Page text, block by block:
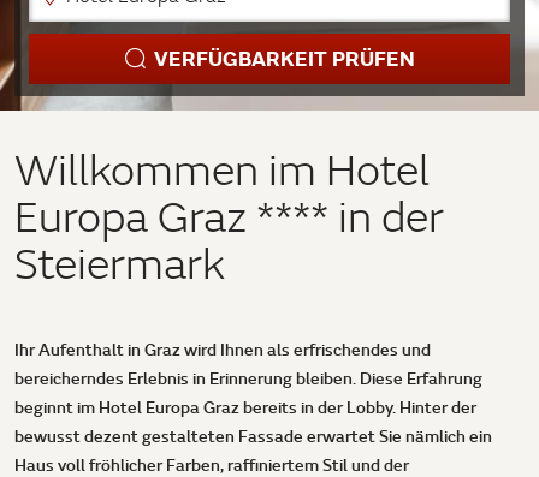
VERFÜGBARKEIT PRÜFEN
Willkommen im Hotel
Europa Graz **** in der
Steiermark
Ihr Aufenthalt in Graz wird Ihnen als erfrischendes und
bereicherndes Erlebnis in Erinnerung bleiben. Diese Erfahrung
beginnt im Hotel Europa Graz bereits in der Lobby. Hinter der
bewusst dezent gestalteten Fassade erwartet Sie nämlich ein
Haus voll fröhlicher Farben, raffiniertem Stil und der